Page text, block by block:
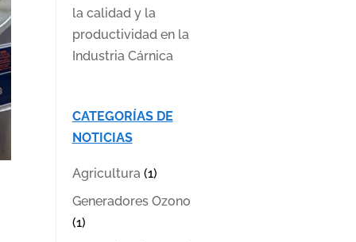
la calidad y la
productividad en la
Industria Cárnica
CATEGORÍAS DE
NOTICIAS
Agricultura(1)
Generadores Ozono
(1)